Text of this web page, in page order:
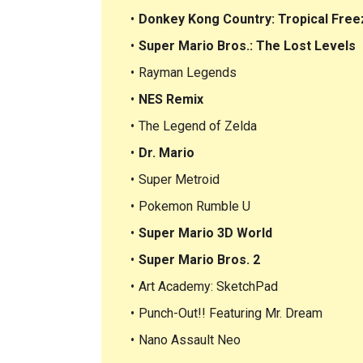
Donkey Kong Country: Tropical
Super Mario Bros.: The Lost Levels
Rayman Legends
NES Remix
The Legend of Zelda
Dr. Mario
Super Metroid
Pokemon Rumble U
Super Mario 3D World
Super Mario Bros. 2
Art Academy: SketchPad
Punch-Out!! Featuring Mr. Dream
Nano Assault Neo